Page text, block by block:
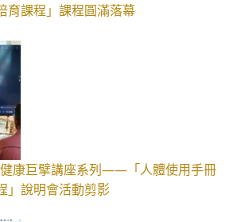
育課程」課程圓滿落幕
康巨擘講座系列——「人體使用手冊
」說明會活動剪影